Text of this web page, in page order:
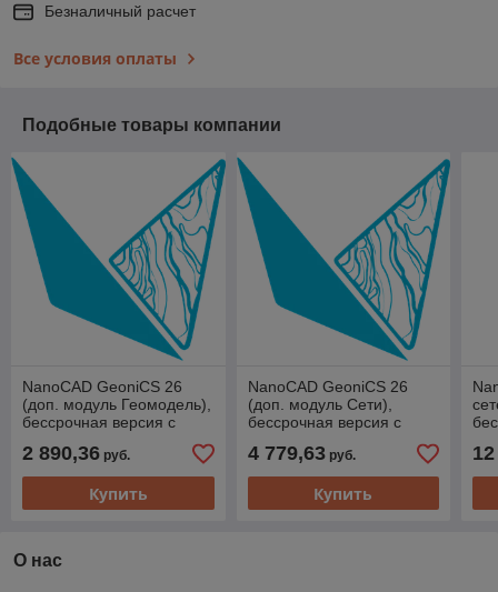
Безналичный расчет
Все условия оплаты
Подобные товары компании
NanoCAD GeoniCS 26
(доп. модуль Геомодель),
бессрочная версия с
подпиской на обновления
2 890,36 руб.
Купить
NanoCAD GeoniCS 26
(доп. модуль Сети),
бессрочная версия с
подпиской на обновления
4 779,63руб.
Купить
О нас